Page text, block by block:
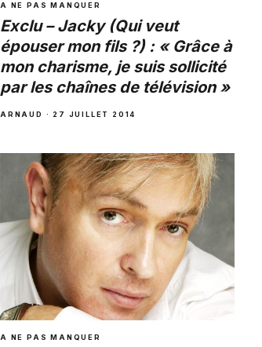
A NE PAS MANQUER
Exclu – Jacky (Qui veut
épouser mon fils ?) : « Grâce à
mon charisme, je suis sollicité
par les chaînes de télévision »
ARNAUD · 27 JUILLET 2014
A NE PAS MANQUER